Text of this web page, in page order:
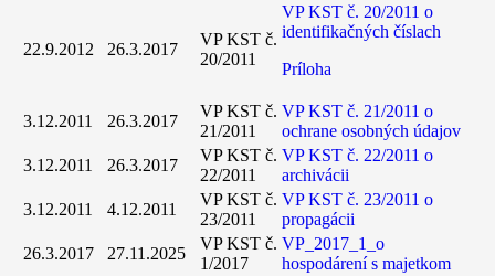
22.9.2012 26.3.2017
VP KST č.
20/2011
VP KST č. 20/2011 o
identifikačných číslach
Príloha
3.12.2011 26.3.2017
VP KST č.
21/2011
VP KST č. 21/2011 o
ochrane osobných údajov
3.12.2011
26.3.2017
VP KST č.
22/2011
VP KST č. 22/2011 o
archivácii
3.12.2011
4.12.2011
VP KST č.
23/2011
VP KST č. 23/2011 o
propagácii
26.3.2017
27.11.2025
VP KST č.
1/2017
VP_2017_1_o
hospodárení s majetkom